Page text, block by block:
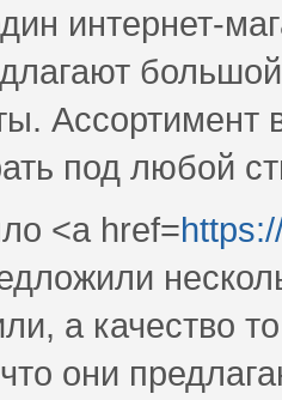
интернет-
Ассортимент
под любой
<a href=
а качество
они